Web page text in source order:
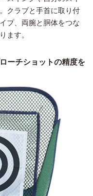
クラブと手首に取り付
プ、両腕と胴体をつな
ます。
ーチショットの精度を